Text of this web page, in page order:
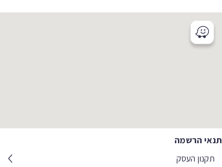
הרשמה
תקנון העסק